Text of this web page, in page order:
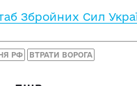
Збройних Сил
РФ ВТРАТИ ВОРОГА